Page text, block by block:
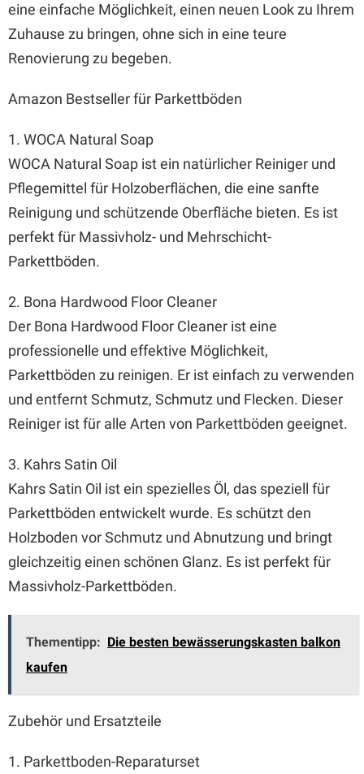
eine einfache Möglichkeit, einen neuen Look zu Ihrem
Zuhause zu bringen, ohne sich in eine teure
Renovierung zu begeben.
Amazon Bestseller für Parkettböden
1. WOCA Natural Soap
WOCA Natural Soap ist ein natürlicher Reiniger und
Pflegemittel für Holzoberflächen, die eine sanfte
Reinigung und schützende Oberfläche bieten. Es ist
perfekt für Massivholz- und Mehrschicht-
Parkettböden.
2. Bona Hardwood Floor Cleaner
Der Bona Hardwood Floor Cleaner ist eine
professionelle und effektive Möglichkeit,
Parkettböden zu reinigen. Er ist einfach zu verwenden
und entfernt Schmutz, Schmutz und Flecken. Dieser
Reiniger ist für alle Arten von Parkettböden geeignet.
3. Kahrs Satin Oil
Kahrs Satin Oil ist ein spezielles Öl, das speziell für
Parkettböden entwickelt wurde. Es schützt den
Holzboden vor Schmutz und Abnutzung und bringt
gleichzeitig einen schönen Glanz. Es ist perfekt für
Massivholz-Parkettböden.
Thementipp: Die besten bewässerungskasten balkon
kaufen
Zubehör und Ersatzteile
1. Parkettboden-Reparaturset